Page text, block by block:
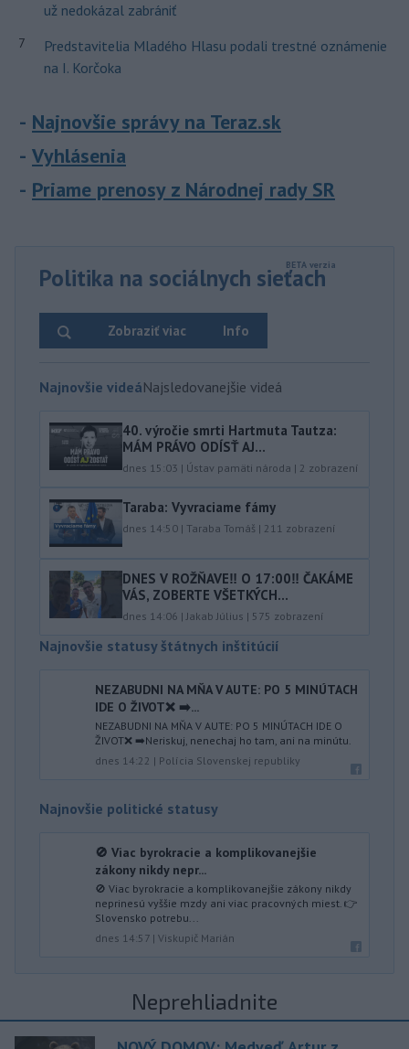
už nedokázal zabrániť
7
Predstavitelia Mladého Hlasu podali trestné oznámenie
na I. Korčoka
Najnovšie správy na Teraz.sk
Vyhlásenia
Priame prenosy z Národnej rady SR
Politika na sociálnych sieťach
Info
Zobraziť viac
Najnovšie videáNajsledovanejšie videá
40.⁠ ⁠výročie smrti Hartmuta Tautza:
MÁM PRÁVO ODÍSŤ AJ...
dnes 15:03 | Ústav pamäti národa | 2 zobrazení
Taraba: Vyvraciame fámy
dnes 14:50 | Taraba Tomáš | 211 zobrazení
DNES V ROŽŇAVE‼️ O 17:00‼️ ČAKÁME
VÁS, ZOBERTE VŠETKÝCH...
dnes 14:06 |Jakab Július | 575 zobrazení
Najnovšie statusy štátnych inštitúcií
NEZABUDNI NA MŇA V AUTE: PO 5 MINÚTACH
IDE O ŽIVOT❌ ➡️...
NEZABUDNI NA MŇA V AUTE: PO 5 MINÚTACH IDE O
ŽIVOT❌ ➡️Neriskuj, nenechaj ho tam, ani na minútu.
dnes 14:22 | Polícia Slovenskej republiky
Najnovšie politické statusy
🚫 Viac byrokracie a komplikovanejšie
zákony nikdy nepr...
🚫 Viac byrokracie a komplikovanejšie zákony nikdy
neprinesú vyššie mzdy ani viac pracovných miest. 👉
Slovensko potrebu...
dnes 14:57 | Viskupič Marián
Neprehliadnite